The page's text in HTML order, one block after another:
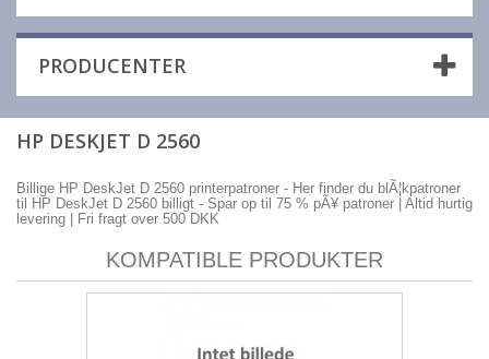
PRODUCENTER
HP DESKJET D 2560
Billige HP DeskJet D 2560 printerpatroner - Her finder du blÃ¦kpatroner
til HP DeskJet D 2560 billigt - Spar op til 75 % pÃ¥ patroner | Altid hurtig
levering | Fri fragt over 500 DKK
KOMPATIBLE PRODUKTER